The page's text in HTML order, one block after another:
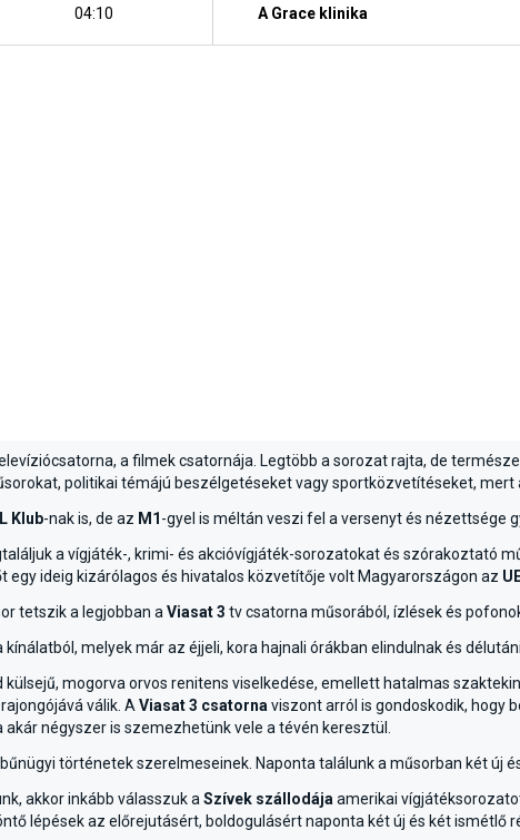
04:10 A Grace klinika
a filmek csatornája. Legtöbb a sorozat rajta, de
politikai témájú beszélgetéseket vagy sportközvetítéseket, mert
Klub-nak is, de az M1-gyel is méltán veszi fel a versenyt és nézettsége
a vígjáték-, krimi- és akcióvígjáték-sorozatokat és szórakoztató
egy ideig kizárólagos és hivatalos közvetítője volt Magyarországon az
tetszik a legjobban a Viasat 3 tv csatorna műsorából, ízlések és
melyek már az éjjeli, kora hajnali órákban elindulnak és
külsejű, mogorva orvos renitens viselkedése, emellett hatalmas
válik. A Viasat 3 csatorna viszont arról is gondoskodik, hogy
négyszer is szemezhetünk vele a tévén keresztül.
történetek szerelmeseinek. Naponta találunk a műsorban két új
akkor inkább válasszuk a Szívek szállodája amerikai
lépések az előrejutásért, boldogulásért naponta két új és két ismétlő